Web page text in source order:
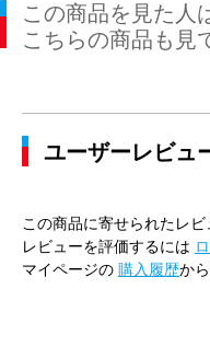
この商品を見た人
こちらの商品も見
ユーザーレビュ
この商品に寄せられたレビ
レビューを評価するには
マイページの 購入履歴か